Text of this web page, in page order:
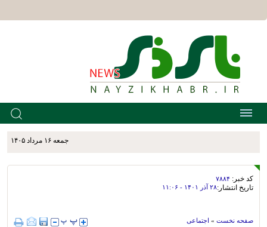
جمعه ۱۶ مرداد ۱۴۰۵
کد خبر: ۷۸۸۴
تاریخ انتشار:۲۸ آذر ۱۴۰۱ - ۱۱:۰۶
صفحه نخست » اجتماعی